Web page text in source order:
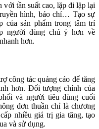
tần suất cao, lặp đi lặp lại
hình, báo chí… Tạo sự
của sản phẩm trong tâm trí
người dùng chú ý hơn về
hơn.
công tác quảng cáo để tăng
hơn. Đối tượng chính của
và người tiêu dùng cuối
đơn thuần chỉ là chương
nhiều giá trị gia tăng, tạo
và sử dụng.